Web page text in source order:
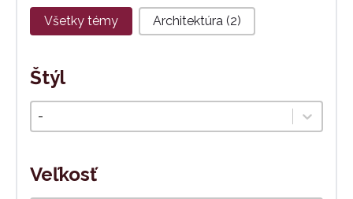
Téma
Všetky témy Architektúra (2)
Štýl
Veľkosť